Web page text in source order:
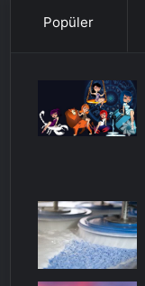
Popüler